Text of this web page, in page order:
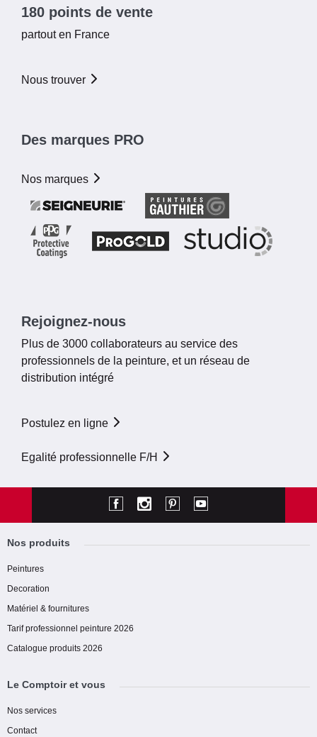
180 points de vente
partout en France
Nous trouver
Des marques PRO
Nos marques
Rejoignez-nous
Plus de 3000 collaborateurs au service des
professionnels de la peinture, et un réseau de
distribution intégré
Postulez en ligne
Egalité professionnelle F/H
Nos produits
Peintures
Decoration
Matériel & fournitures
Tarif professionnel peinture 2026
Catalogue produits 2026
Le Comptoir et vous
Nos services
Contact